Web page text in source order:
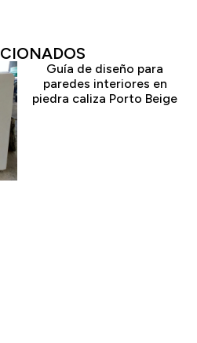
Guía de diseño para
paredes interiores en
piedra caliza Porto Beige